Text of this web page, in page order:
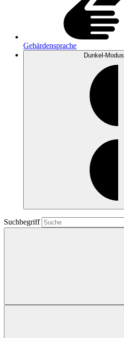
Gebärdensprache
Dunkel-Modus
Suchbegriff